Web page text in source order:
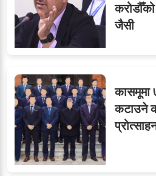
७
मन्त्रीको लावालस्कर,
कर्मचारीलाई सास्ती : ८५
जनाको नास्ता, ७० जनाको
बिल कसले तिर्छ?
८ओएनएमका नाममा अत्याचार
सब–इन्जिनियरहरुको गम्भीर
ध्यानाकर्षण
जैसी
कटाउने